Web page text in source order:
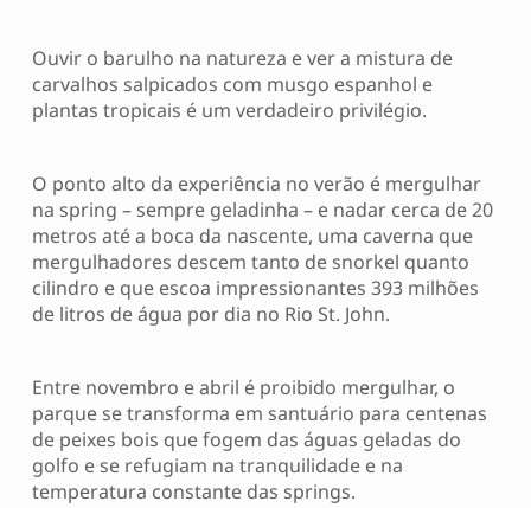
Ouvir o barulho na natureza e ver a mistura de
carvalhos salpicados com musgo espanhol e
plantas tropicais é um verdadeiro privilégio.
O ponto alto da experiência no verão é mergulhar
na spring – sempre geladinha – e nadar cerca de 20
metros até a boca da nascente, uma caverna que
mergulhadores descem tanto de snorkel quanto
cilindro e que escoa impressionantes 393 milhões
de litros de água por dia no Rio St. John.
Entre novembro e abril é proibido mergulhar, o
parque se transforma em santuário para centenas
de peixes bois que fogem das águas geladas do
golfo e se refugiam na tranquilidade e na
temperatura constante das springs.